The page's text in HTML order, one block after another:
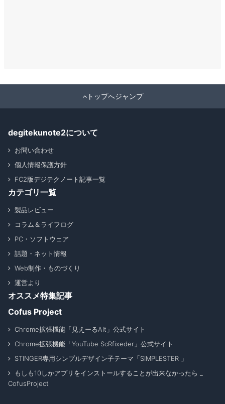
トップへジャンプ
degitekunote2について
お問い合わせ
個人情報保護方針
FC2版デジテクノート記事一覧
カテゴリ一覧
製品レビュー
コラム＆ライフログ
PC・ソフトウェア
話題・ネット情報
Web制作・ものづくり
運営より
オススメ特集記事
Cofus Project
Chrome拡張機能「見えーるAlt」公式サイト
Chrome拡張機能「YouTube ScRfixeder」公式サイト
STINGER専用シンプルデザイン子テーマ「SIMPLESTER 」
もしも10しかアプリをインストールすることが出来なかったら _
CofusProject